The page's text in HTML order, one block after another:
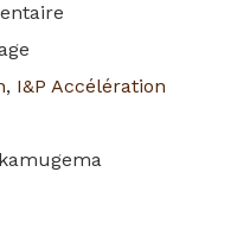
, I&P Accélération